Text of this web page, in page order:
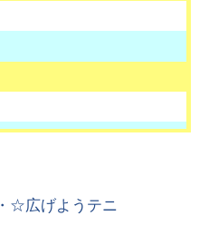
☆広げようテニ